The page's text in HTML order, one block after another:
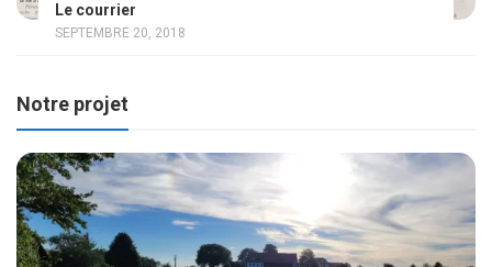
Le courrier
SEPTEMBRE 20, 2018
Notre projet